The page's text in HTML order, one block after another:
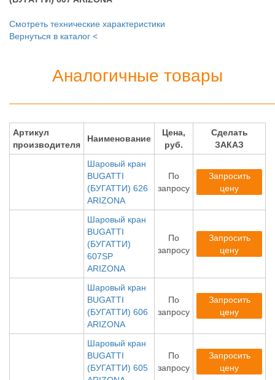
Смотреть технические характеристики
Вернуться в каталог <
Аналогичные товары
Артикул
производителя
Наименование
Цена,
руб.
Сделать
ЗАКАЗ
Шаровый кран
BUGATTI
(БУГАТТИ) 626
ARIZONA
По
запросу
Запросить
цену
Шаровый кран
BUGATTI
(БУГАТТИ)
607SP
ARIZONA
По
запросу
Запросить
цену
Шаровый кран
BUGATTI
(БУГАТТИ) 606
ARIZONA
По
запросу
Запросить
цену
Шаровый кран
BUGATTI
(БУГАТТИ) 605
По
запросу
Запросить
цену